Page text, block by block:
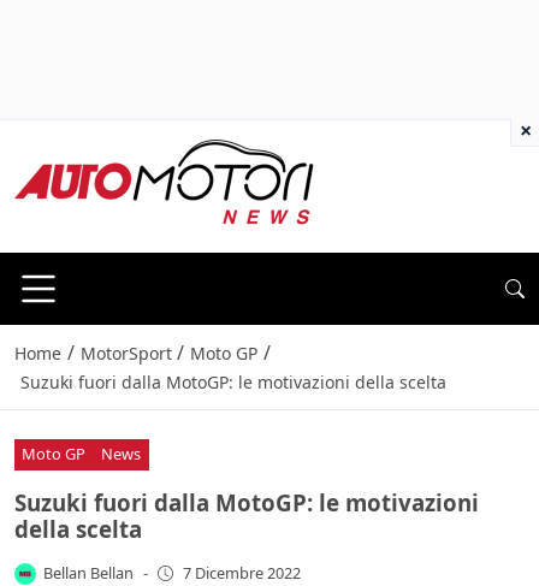
Home / MotorSport / Moto GP /
Suzuki fuori dalla MotoGP: le motivazioni della scelta
Moto GP News
Suzuki fuori dalla MotoGP: le motivazioni
della scelta
Bellan Bellan - 7 Dicembre 2022
×